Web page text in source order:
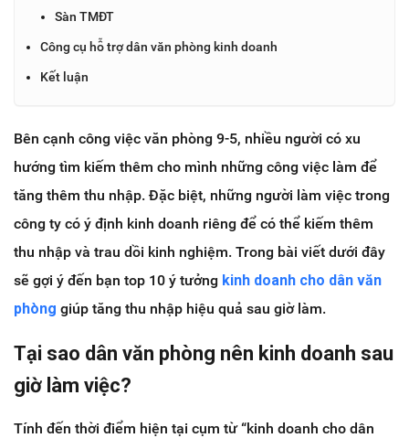
Sàn TMĐT
Công cụ hỗ trợ dân văn phòng kinh doanh
Kết luận
Bên cạnh công việc văn phòng 9-5, nhiều người có xu
hướng tìm kiếm thêm cho mình những công việc làm để
tăng thêm thu nhập. Đặc biệt, những người làm việc trong
công ty có ý định kinh doanh riêng để có thể kiếm thêm
thu nhập và trau dồi kinh nghiệm. Trong bài viết dưới đây
sẽ gợi ý đến bạn top 10 ý tưởng kinh doanh cho dân văn
phòng giúp tăng thu nhập hiệu quả sau giờ làm.
Tại sao dân văn phòng nên kinh doanh sau
giờ làm việc?
Tính đến thời điểm hiện tại cụm từ “kinh doanh cho dân